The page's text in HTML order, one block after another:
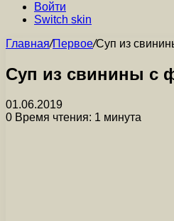
Войти
Switch skin
Главная/Первое/Суп из
Суп из свинины с
01.06.2019
0 Время чтения: 1 минута